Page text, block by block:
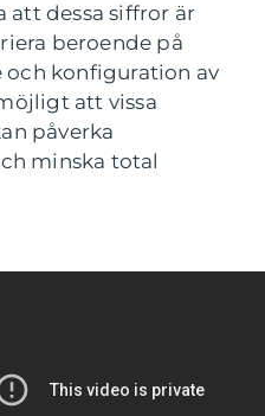
att dessa siffror är
beroende på
och konfiguration av
att vissa
påverka
minska total